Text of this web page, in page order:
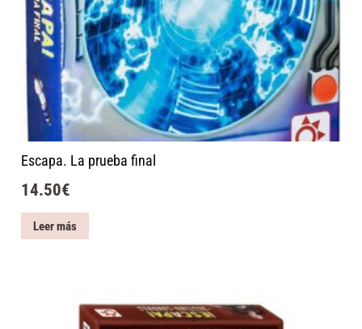
Escapa. La prueba final
14.50€
Leer más